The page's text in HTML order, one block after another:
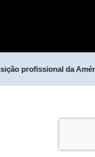
profissional da